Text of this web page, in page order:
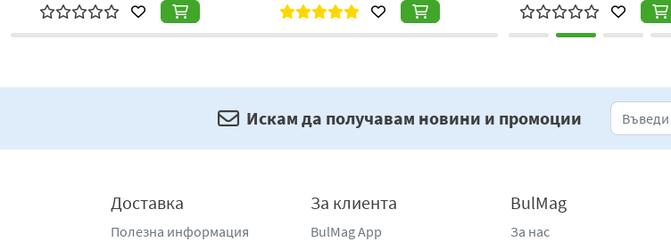
Искам да получавам новини и промоции
Доставка
Полезна информация
За клиента
BulMag App
BulMag
За нас